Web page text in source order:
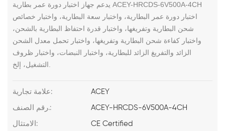
يدعم جهاز اختبار دورة عمر بطارية ACEY-HRCDS-6V500A-4CH
اختبار دورة عمر البطارية، واختبار سعة البطارية، واختبار خصائص
شحن البطارية وتفريغها، واختبار قدرة احتفاظ البطارية بالشحن،
واختبار كفاءة شحن البطارية وتفريغها، واختبار تحمل معدل الشحن
الزائد والتفريغ الزائد للبطارية، واختبار النبضات، واختبار ظروف
التشغيل، إلخ.
علامة تجارية: ACEY
رقم الصنف.: ACEY-HRCDS-6V500A-4CH
الامتثال: CE Certified